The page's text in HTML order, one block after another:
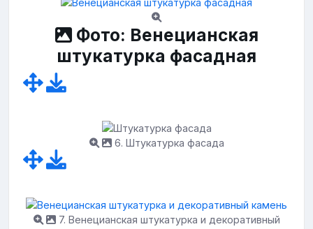
Фото: Венецианская
штукатурка фасадная
6. Штукатурка фасада
7. Венецианская штукатурка и декоративный